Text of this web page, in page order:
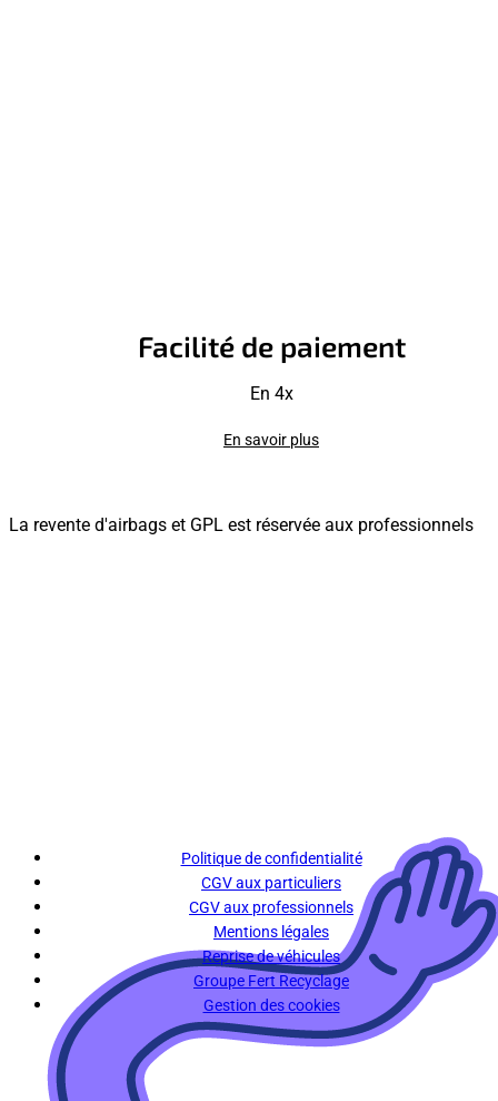
Facilité de paiement
En 4x
En savoir plus
La revente d'airbags et GPL est réservée aux professionnels
Politique de confidentialité
CGV aux particuliers
CGV aux professionnels
Mentions légales
Reprise de véhicules
Groupe Fert Recyclage
Gestion des cookies